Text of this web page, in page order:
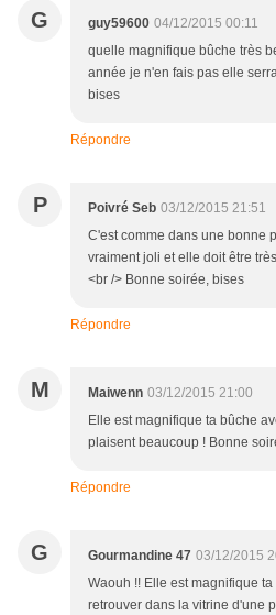
G guy59600 04/12/2015 00:11
quelle magnifique bûche très
année je n'en fais pas elle
bises
Répondre
P Poivré Seb 03/12/2015 21:51
C'est comme dans une bonne
vraiment joli et elle doit être
<br /> Bonne soirée, bises
Répondre
M Maiwenn 03/12/2015 21:00
Elle est magnifique ta bûche
plaisent beaucoup ! Bonne
Répondre
G Gourmandine 47 03/12/2015
Waouh !! Elle est magnifique
retrouver dans la vitrine d'une